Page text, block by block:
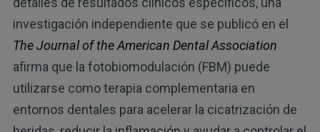
investigación independiente que se publicó en el
The Journal of the American Dental Association
afirma que la fotobiomodulación (FBM) puede
utilizarse como terapia complementaria en
entornos dentales para acelerar la cicatrización de